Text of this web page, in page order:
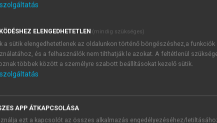
Kérek értesítést a MeRSZ
Kérek értesítést az
szolgáltatás
ELENGEDHETETLEN (mindig szükséges)
a sütik elengedhetetlenek az oldalunkon történő böngészéshez,a funkciók
és a felhasználók nem tilthatják le azokat. A feltétlenül
többek között a személyre szabott beállításokat kezelő sütik.
szolgáltatás
APP ÁTKAPCSOLÁSA
ezt a kapcsolót az összes alkalmazás engedélyezéséhez/